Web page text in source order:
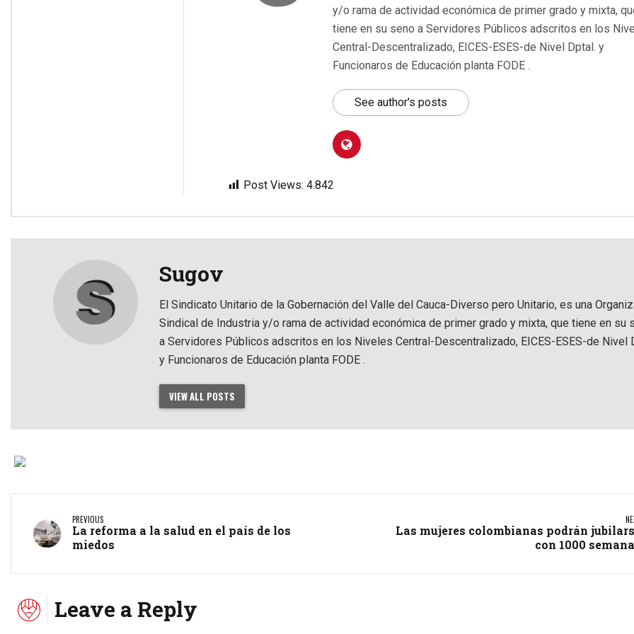
y/o rama de actividad económica de primer grado y mixta,
tiene en su seno a Servidores Públicos adscritos en los
Central-Descentralizado, EICES-ESES-de Nivel Dptal. y
Funcionaros de Educación planta FODE .
See author's posts
Post Views: 4.842
Sugov
El Sindicato Unitario de la Gobernación del Valle del Cauca-Diverso pero Unitario, es una
Sindical de Industria y/o rama de actividad económica de primer grado y mixta, que tiene en su
a Servidores Públicos adscritos en los Niveles Central-Descentralizado, EICES-ESES-de Nivel
y Funcionaros de Educación planta FODE .
VIEW ALL POSTS
PREVIOUS
La reforma a la salud en el país de los
miedos
Las mujeres colombianas podrán
con 1000
Leave a Reply